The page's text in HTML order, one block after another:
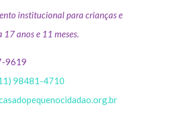
institucional para crianças e
17 anos e 11 meses.
9619
98481-4710